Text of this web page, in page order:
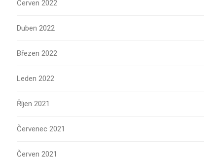
Červen 2022
Duben 2022
Březen 2022
Leden 2022
Říjen 2021
Červenec 2021
Červen 2021